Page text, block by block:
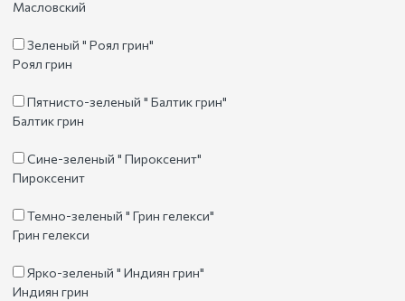
Масловский
Зеленый " Роял грин"
Роял грин
Пятнисто-зеленый " Балтик грин"
Балтик грин
Сине-зеленый " Пироксенит"
Пироксенит
Темно-зеленый " Грин гелекси"
Грин гелекси
Ярко-зеленый " Индиян грин"
Индиян грин